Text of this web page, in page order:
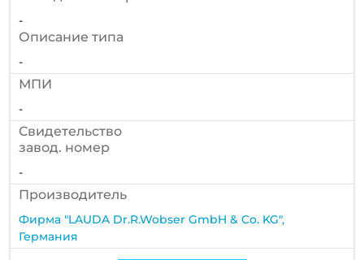
-
Описание типа
-
МПИ
-
Cвидетельство
завод. номер
-
Производитель
Фирма "LAUDA Dr.R.Wobser GmbH & Co. KG",
Германия